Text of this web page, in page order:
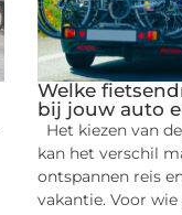
Welke
bij jouw auto
Het kiezen van
kan het verschil
ontspannen reis
vakantie. Voor